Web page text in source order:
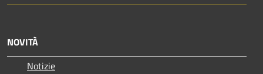
NOVITÀ
Notizie